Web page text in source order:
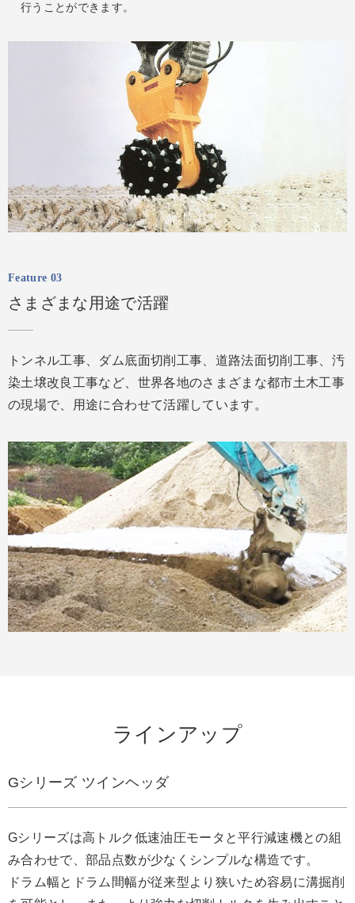
行うことができます。
Feature 03
さまざまな用途で活躍
トンネル工事、ダム底面切削工事、道路法面切削工事、汚
染土壌改良工事など、世界各地のさまざまな都市土木工事
の現場で、用途に合わせて活躍しています。
ラインアップ
Gシリーズ ツインヘッダ
Gシリーズは高トルク低速油圧モータと平行減速機との組
み合わせで、部品点数が少なくシンプルな構造です。
ドラム幅とドラム間幅が従来型より狭いため容易に溝掘削